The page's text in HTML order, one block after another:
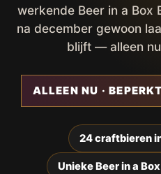
werkende Beer in a Box
na december gewoon
blijft — alleen
ALLEEN NU ·
24 craftbieren
Unieke Beer in a